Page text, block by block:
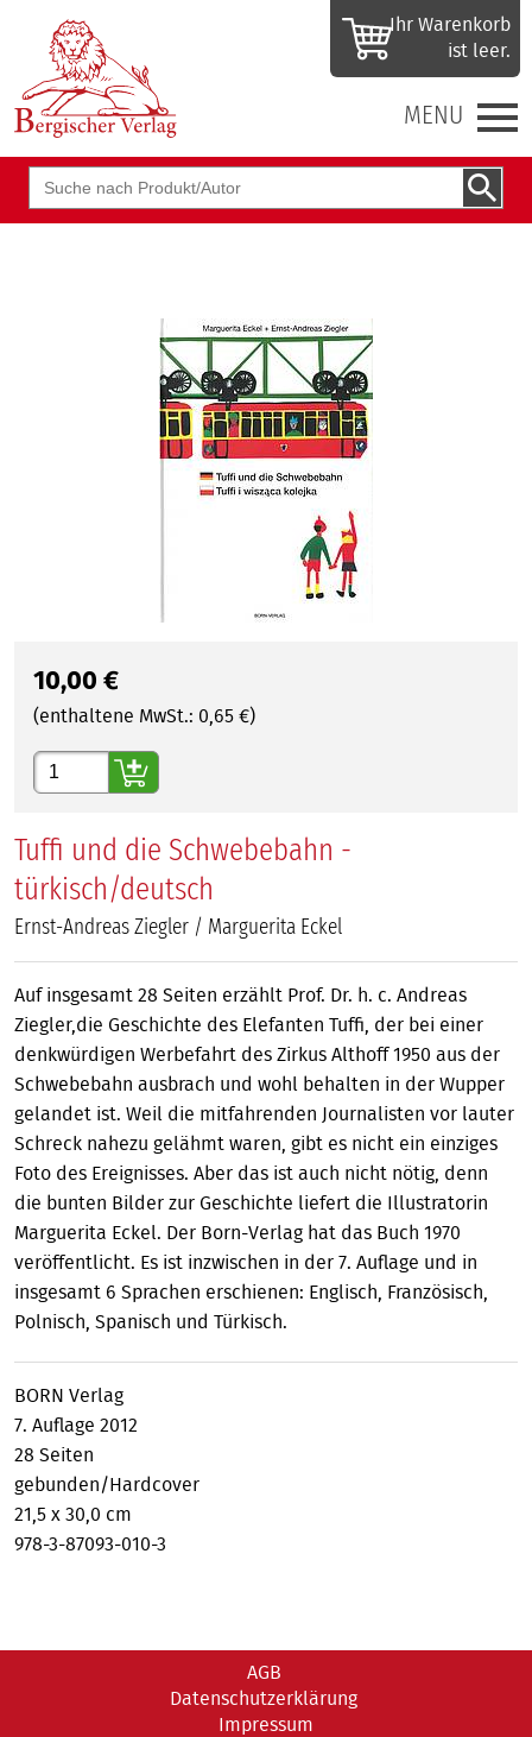
MENU
Ihr Waren­korb
ist leer.
Suchbegriff
10,00 €
(enthaltene MwSt.: 0,65 €)
Gewünschte Anzahl
Tuffi und die Schwebebahn -
türkisch/deutsch
Ernst-Andreas Ziegler / Marguerita Eckel
Auf insgesamt 28 Seiten erzählt Prof. Dr. h. c. Andreas
Ziegler,die Geschichte des Elefanten Tuffi, der bei einer
denkwürdigen Werbefahrt des Zirkus Althoff 1950 aus der
Schwebebahn ausbrach und wohl behalten in der Wupper
gelandet ist. Weil die mitfahrenden Journalisten vor lauter
Schreck nahezu gelähmt waren, gibt es nicht ein einziges
Foto des Ereignisses. Aber das ist auch nicht nötig, denn
die bunten Bilder zur Geschichte liefert die Illustratorin
Marguerita Eckel. Der Born-Verlag hat das Buch 1970
veröffentlicht. Es ist inzwischen in der 7. Auflage und in
insgesamt 6 Sprachen erschienen: Englisch, Französisch,
Polnisch, Spanisch und Türkisch.
BORN Verlag
7. Auflage 2012
28 Seiten
gebunden/Hardcover
21,5 x 30,0 cm
978-3-87093-010-3
AGB
Datenschutzerklärung
Impressum